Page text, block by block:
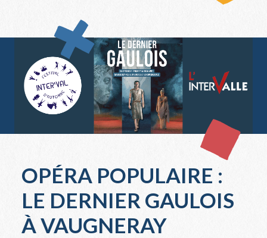
OPÉRA POPULAIRE :
LE DERNIER GAULOIS
À VAUGNERAY